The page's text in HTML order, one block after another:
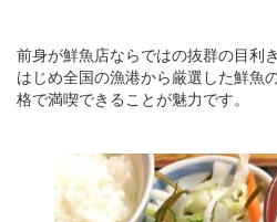
前身が鮮魚店ならではの抜群の目利
はじめ全国の漁港から厳選した鮮魚
格で満喫できることが魅力です。